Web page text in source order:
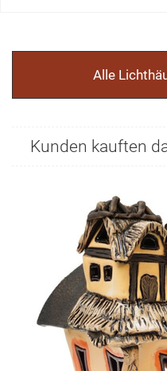
Alle
Kunden kauften